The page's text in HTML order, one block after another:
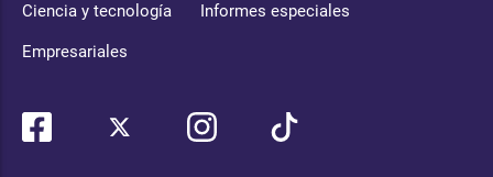
Ciencia y tecnología Informes especiales
Empresariales